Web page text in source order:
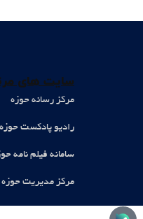
سایت های
مرکز رسانه حوزه
رادیو پادکست حوزه
سامانه فیلم نامه
مرکز مدیریت حوزه